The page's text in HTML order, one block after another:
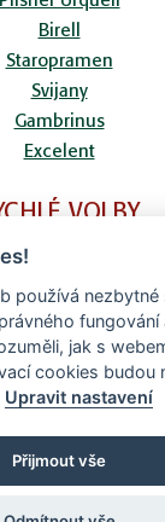
Birell
Staropramen
Svijany
Gambrinus
Excelent
VOLBY
Doprava
podmínky
osobních
Brighten Digital -
používá
fungování
jak s
cookies budou
Upravit nastavení
Přijmout vše